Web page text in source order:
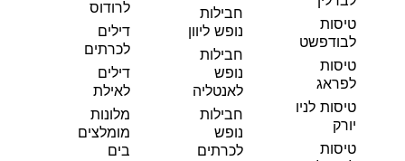
טיסות
לבודפשט
טיסות
לפראג
טיסות לניו
יורק
טיסות
חבילות
נופש ליוון
חבילות
נופש
לאנטליה
חבילות
נופש
לכרתים
לרודוס
דילים
לכרתים
דילים
לאילת
מלונות
מומלצים
בים